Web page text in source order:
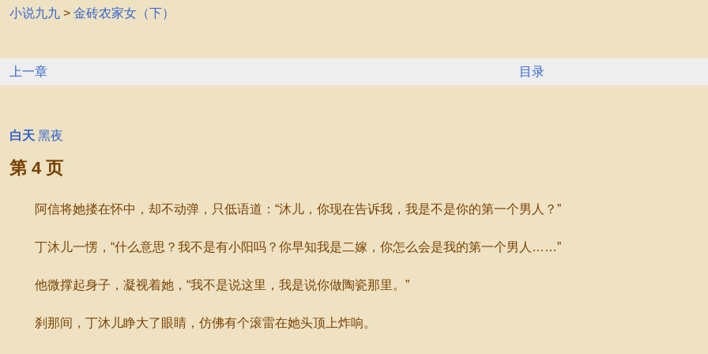
小说九九 > 金砖农家女（下）
上一章 目录
白天 黑夜
第 4 页
阿信将她搂在怀中，却不动弹，只低语道：“沐儿，你现在告诉我，我是不是你的第一个男人？”
丁沐儿一愣，“什么意思？我不是有小阳吗？你早知我是二嫁，你怎么会是我的第一个男人……”
他微撑起身子，凝视着她，“我不是说这里，我是说你做陶瓷那里。”
刹那间，丁沐儿睁大了眼睛，仿佛有个滚雷在她头顶上炸响。